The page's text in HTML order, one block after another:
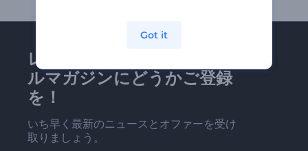
レンダーフォレストのメー
ルマガジンにどうかご登録
を！
いち早く最新のニュースとオファーを受け
取りましょう。
Got it